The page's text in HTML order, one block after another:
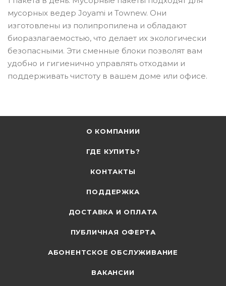
мусорных ведер Joyami и Townew. Они
изготовлены из полипропилена и обладают
биоразлагаемостью, что делает их экологически
безопасными. Эти сменные блоки позволят вам
удобно и гигиенично управлять отходами и
поддерживать чистоту в вашем доме или офисе.
О КОМПАНИИ
ГДЕ КУПИТЬ?
КОНТАКТЫ
ПОДДЕРЖКА
ДОСТАВКА И ОПЛАТА
ПУБЛИЧНАЯ ОФЕРТА
АБОНЕНТСКОЕ ОБСЛУЖИВАНИЕ
ВАКАНСИИ